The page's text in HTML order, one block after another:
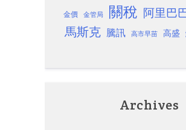
金價 金管局 關稅 阿里巴
馬斯克 騰訊 高市早苗 高盛
Archives